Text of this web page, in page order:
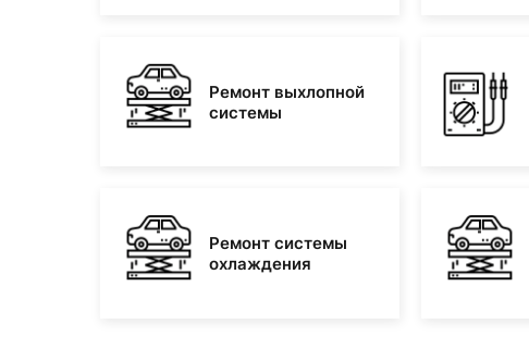
Ремонт выхлопной
системы
Ремонт системы
охлаждения